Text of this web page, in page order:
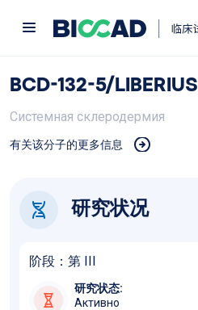
BCD-132-5/LIBERIUS
有关该分子的更多信息
Системная склеродермия
研究状况
阶段：第 III
研究状态:
Активно